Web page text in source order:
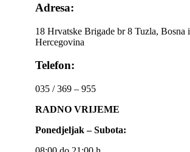
Adresa:
18 Hrvatske Brigade br 8 Tuzla, Bosna i
Hercegovina
Telefon:
035 / 369 – 955
RADNO VRIJEME
Ponedjeljak – Subota: